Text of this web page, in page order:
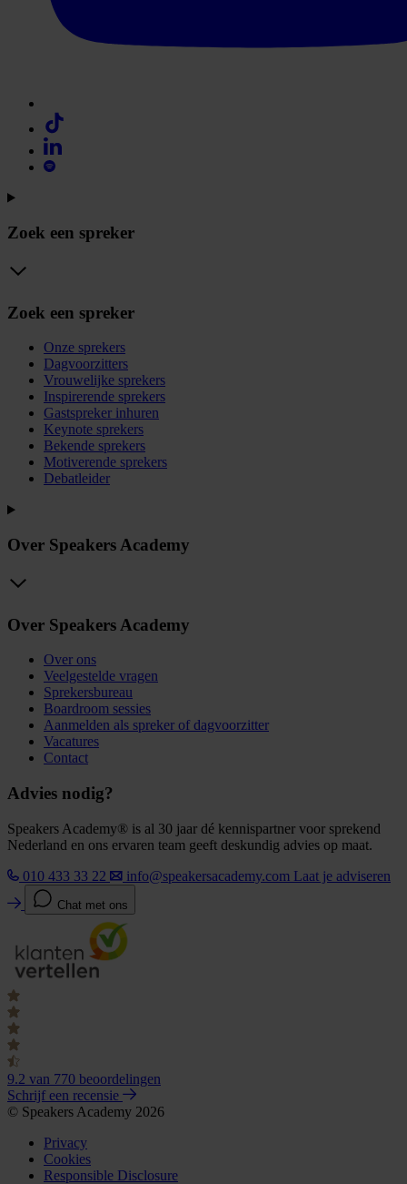
Zoek een spreker
Zoek een spreker
Onze sprekers
Dagvoorzitters
Vrouwelijke sprekers
Inspirerende sprekers
Gastspreker inhuren
Keynote sprekers
Bekende sprekers
Motiverende sprekers
Debatleider
Over Speakers Academy
Over Speakers Academy
Over ons
Veelgestelde vragen
Sprekersbureau
Boardroom sessies
Aanmelden als spreker of dagvoorzitter
Vacatures
Contact
Advies nodig?
Speakers Academy® is al 30 jaar dé kennispartner voor sprekend
Nederland en ons ervaren team geeft deskundig advies op maat.
010 433 33 22
info@speakersacademy.com Laat je adviseren
Chat met ons
9.2 van 770 beoordelingen
Schrijf een recensie
© Speakers Academy 2026
Privacy
Cookies
Responsible Disclosure